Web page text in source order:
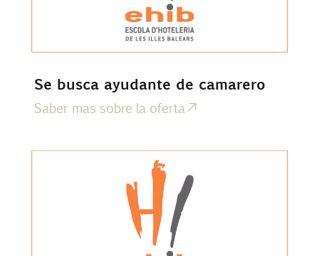
Se busca ayudante de camarero
Saber mas sobre la oferta